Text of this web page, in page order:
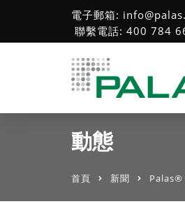
電子郵箱:
聯繫電話: 400 784
動態
首頁 新聞 Palas®